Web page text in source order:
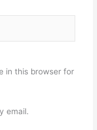
in this browser for
email.